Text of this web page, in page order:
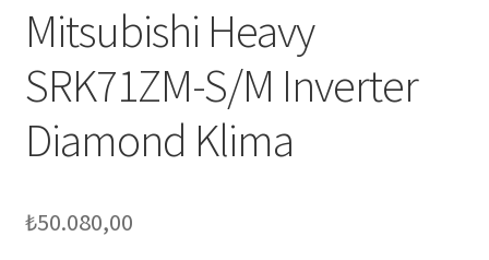
Mitsubishi Heavy
SRK71ZM-S/M Inverter
Diamond Klima
₺50.080,00